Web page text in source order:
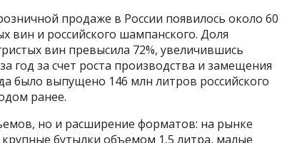
продаже в России появилось около 60
вин и российского шампанского. Доля
вин превысила 72%, увеличившись
год за счет роста производства и замещения
было выпущено 146 млн литров российского
ранее.
но и расширение форматов: на рынке
бутылки объемом 1,5 литра, малые